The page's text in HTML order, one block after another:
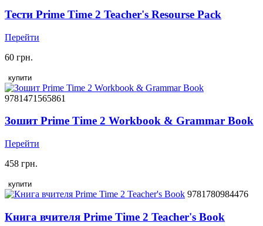
Тести Prime Time 2 Teacher's Resourse Pack
Перейти
60 грн.
купити
9781471565861
Зошит Prime Time 2 Workbook & Grammar Book
Перейти
458 грн.
купити
9781780984476
Книга вчителя Prime Time 2 Teacher's Book